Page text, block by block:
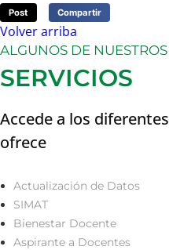
Post Compartir
Volver arriba
ALGUNOS DE NUESTROS
SERVICIOS
Accede a los
ofrece
Actualización de Datos
SIMAT
Bienestar Docente
Aspirante a Docentes